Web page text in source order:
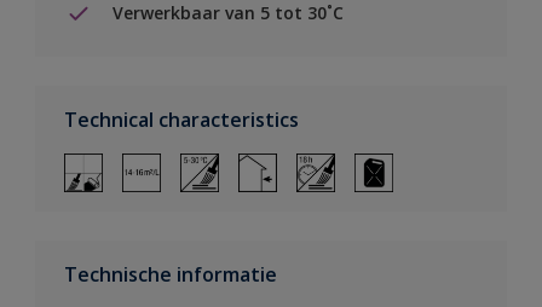
Verwerkbaar van 5 tot 30˚C
Technical characteristics
Technische informatie